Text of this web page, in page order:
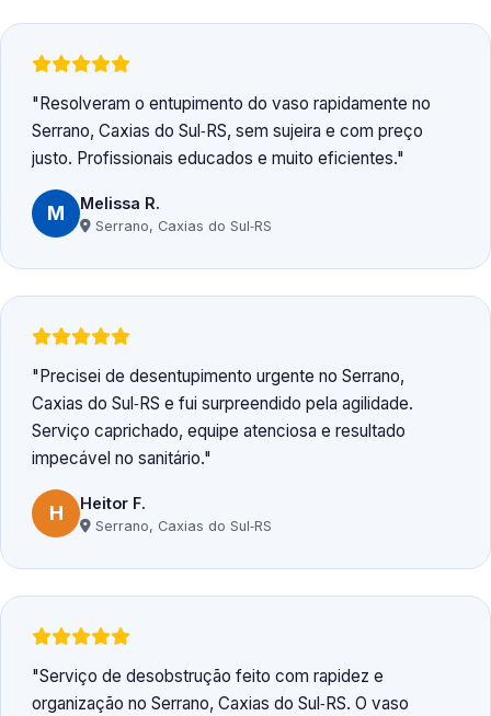
Resolveram o entupimento do vaso rapidamente no
Serrano, Caxias do Sul‑RS, sem sujeira e com preço
justo. Profissionais educados e muito eficientes.
M Melissa R.
Serrano, Caxias do Sul‑RS
Precisei de desentupimento urgente no Serrano,
Caxias do Sul‑RS e fui surpreendido pela agilidade.
Serviço caprichado, equipe atenciosa e resultado
impecável no sanitário.
H Heitor F.
Serrano, Caxias do Sul‑RS
Serviço de desobstrução feito com rapidez e
organização no Serrano, Caxias do Sul‑RS. O vaso